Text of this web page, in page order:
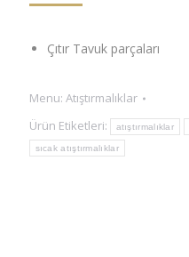
Çıtır Tavuk parçaları
Menu: Atıştırmalıklar
Ürün Etiketleri:
atıştırmalıklar
sıcak atıştırmalıklar